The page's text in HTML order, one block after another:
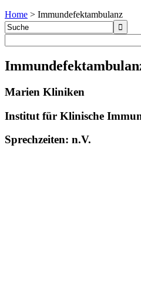
Home > Immundefektambulanz
Marien Kliniken
Institut für Klinische
Sprechzeiten: n.V.